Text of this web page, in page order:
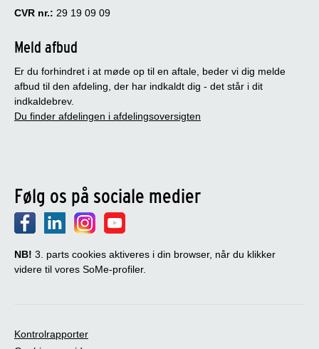
CVR nr.: 29 19 09 09
Meld afbud
Er du forhindret i at møde op til en aftale, beder vi dig melde
afbud til den afdeling, der har indkaldt dig - det står i dit
indkaldebrev.
Du finder afdelingen i afdelingsoversigten
Følg os på sociale medier
NB! 3. parts cookies aktiveres i din browser, når du klikker
videre til vores SoMe-profiler.
Kontrolrapporter